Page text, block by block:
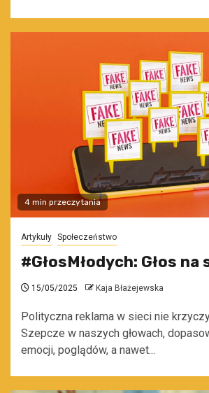
4 min przeczytania
Artykuły Społeczeństwo
#GłosMłodych: Głos na
15/05/2025 Kaja Błażejewska
Polityczna reklama w sieci nie
Szepcze w naszych głowach,
emocji, poglądów, a nawet...